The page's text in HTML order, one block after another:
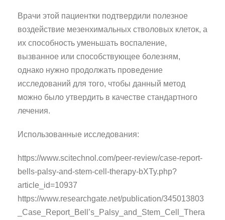
Врачи этой пациентки подтвердили полезное
воздействие мезенхимальных стволовых клеток, а
их способность уменьшать воспаление,
вызванное или способствующее болезням,
однако нужно продолжать проведение
исследований для того, чтобы данный метод
можно было утвердить в качестве стандартного
лечения.
Использованные исследования:
https://www.scitechnol.com/peer-review/case-report-
bells-palsy-and-stem-cell-therapy-bXTy.php?
article_id=10937
https://www.researchgate.net/publication/345013803
_Case_Report_Bell’s_Palsy_and_Stem_Cell_Thera